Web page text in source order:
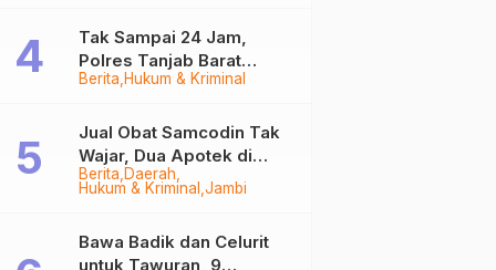
Berita Hukum & Kriminal
Tak Sampai 24 Jam,
Polres Tanjab Barat
Ringkus Komplotan
Tungkal
Berita Daerah
Hukum & Kriminal Jambi
Jual Obat Samcodin Tak
Wajar, Dua Apotek di
Tanjab Barat Disegel
Bawa Badik dan Celurit
untuk Tawuran, 9